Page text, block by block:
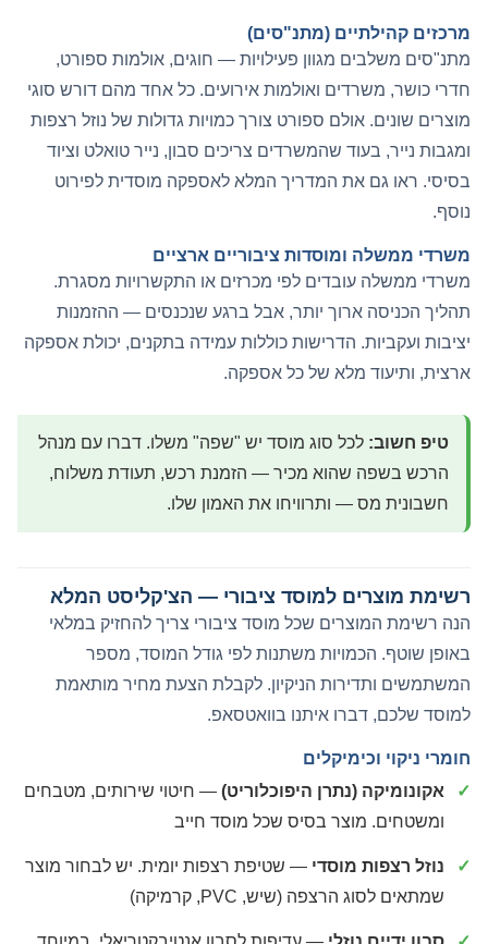
מרכזים קהילתיים (מתנ"סים)
מתנ"סים משלבים מגוון פעילויות — חוגים, אולמות ספורט,
חדרי כושר, משרדים ואולמות אירועים. כל אחד מהם דורש סוגי
מוצרים שונים. אולם ספורט צורך כמויות גדולות של נוזל רצפות
ומגבות נייר, בעוד שהמשרדים צריכים סבון, נייר טואלט וציוד
בסיסי. ראו גם את המדריך המלא לאספקה מוסדית לפירוט
נוסף.
משרדי ממשלה ומוסדות ציבוריים ארציים
משרדי ממשלה עובדים לפי מכרזים או התקשרויות מסגרת.
תהליך הכניסה ארוך יותר, אבל ברגע שנכנסים — ההזמנות
יציבות ועקביות. הדרישות כוללות עמידה בתקנים, יכולת אספקה
ארצית, ותיעוד מלא של כל אספקה.
טיפ חשוב: לכל סוג מוסד יש "שפה" משלו. דברו עם מנהל
הרכש בשפה שהוא מכיר — הזמנת רכש, תעודת משלוח,
חשבונית מס — ותרוויחו את האמון שלו.
רשימת מוצרים למוסד ציבורי — הצ'קליסט המלא
הנה רשימת המוצרים שכל מוסד ציבורי צריך להחזיק במלאי
באופן שוטף. הכמויות משתנות לפי גודל המוסד, מספר
המשתמשים ותדירות הניקיון. לקבלת הצעת מחיר מותאמת
למוסד שלכם, דברו איתנו בוואטסאפ.
חומרי ניקוי וכימיקלים
אקונומיקה (נתרן היפוכלוריט) — חיטוי שירותים, מטבחים
ומשטחים. מוצר בסיס שכל מוסד חייב
נוזל רצפות מוסדי — שטיפת רצפות יומית. יש לבחור מוצר
שמתאים לסוג הרצפה (שיש, PVC, קרמיקה)